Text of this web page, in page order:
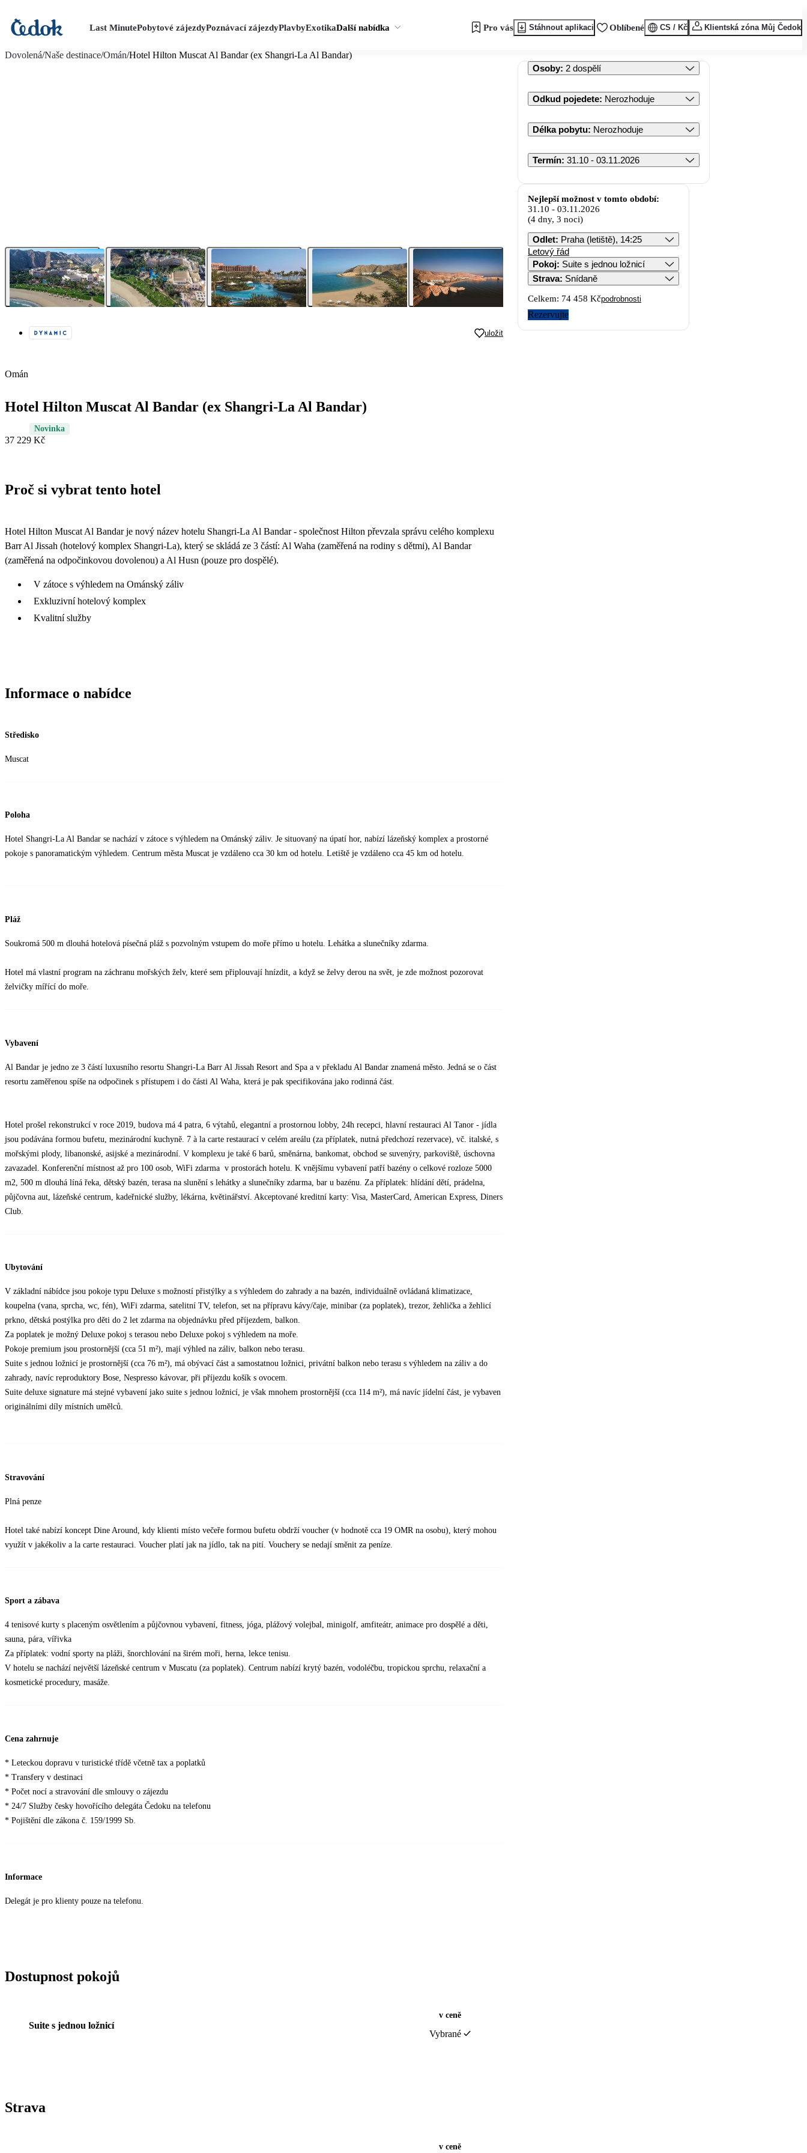
Last MinutePobytové zájezdyPoznávací zájezdyPlavbyExotikaDalší nabídka Pro vás Stáhnout aplikaci Oblíbené CS / Kč Klientská zóna Můj Čedok
Dovolená/Naše destinace/Omán/Hotel Hilton Muscat Al Bandar (ex Shangri-La Al Bandar)
uložit
Omán
Hotel Hilton Muscat Al Bandar (ex Shangri-La Al Bandar)
Novinka
37 229 Kč
Proč si vybrat tento hotel
Hotel Hilton Muscat Al Bandar je nový název hotelu Shangri-La Al Bandar - společnost Hilton převzala správu celého komplexu
Barr Al Jissah (hotelový komplex Shangri-La), který se skládá ze 3 částí: Al Waha (zaměřená na rodiny s dětmi), Al Bandar
(zaměřená na odpočinkovou dovolenou) a Al Husn (pouze pro dospělé).
V zátoce s výhledem na Ománský záliv
Exkluzivní hotelový komplex
Kvalitní služby
Informace o nabídce
Středisko
Muscat
Poloha
Hotel Shangri-La Al Bandar se nachází v zátoce s výhledem na Ománský záliv. Je situovaný na úpatí hor, nabízí lázeňský komplex a prostorné
pokoje s panoramatickým výhledem. Centrum města Muscat je vzdáleno cca 30 km od hotelu. Letiště je vzdáleno cca 45 km od hotelu.
Pláž
Soukromá 500 m dlouhá hotelová písečná pláž s pozvolným vstupem do moře přímo u hotelu. Lehátka a slunečníky zdarma.
Hotel má vlastní program na záchranu mořských želv, které sem připlouvají hnízdit, a když se želvy derou na svět, je zde možnost pozorovat
želvičky mířící do moře.
Vybavení
Al Bandar je jedno ze 3 částí luxusního resortu Shangri-La Barr Al Jissah Resort and Spa a v překladu Al Bandar znamená město. Jedná se o část
resortu zaměřenou spíše na odpočinek s přístupem i do části Al Waha, která je pak specifikována jako rodinná část.
Hotel prošel rekonstrukcí v roce 2019, budova má 4 patra, 6 výtahů, elegantní a prostornou lobby, 24h recepci, hlavní restauraci Al Tanor - jídla
jsou podávána formou bufetu, mezinárodní kuchyně. 7 à la carte restaurací v celém areálu (za příplatek, nutná předchozí rezervace), vč. italské, s
mořskými plody, libanonské, asijské a mezinárodní. V komplexu je také 6 barů, směnárna, bankomat, obchod se suvenýry, parkoviště, úschovna
zavazadel. Konferenční místnost až pro 100 osob, WiFi zdarma v prostorách hotelu. K vnějšímu vybavení patří bazény o celkové rozloze 5000
m2, 500 m dlouhá líná řeka, dětský bazén, terasa na slunění s lehátky a slunečníky zdarma, bar u bazénu. Za příplatek: hlídání dětí, prádelna,
půjčovna aut, lázeňské centrum, kadeřnické služby, lékárna, květinářství. Akceptované kreditní karty: Visa, MasterCard, American Express, Diners
Club.
Ubytování
V základní nábídce jsou pokoje typu Deluxe s možností přistýlky a s výhledem do zahrady a na bazén, individuálně ovládaná klimatizace,
koupelna (vana, sprcha, wc, fén), WiFi zdarma, satelitní TV, telefon, set na přípravu kávy/čaje, minibar (za poplatek), trezor, žehlička a žehlicí
prkno, dětská postýlka pro děti do 2 let zdarma na objednávku před příjezdem, balkon.
Za poplatek je možný Deluxe pokoj s terasou nebo Deluxe pokoj s výhledem na moře.
Pokoje premium jsou prostornější (cca 51 m²), mají výhled na záliv, balkon nebo terasu.
Suite s jednou ložnicí je prostornější (cca 76 m²), má obývací část a samostatnou ložnici, privátní balkon nebo terasu s výhledem na záliv a do
zahrady, navíc reproduktory Bose, Nespresso kávovar, při příjezdu košík s ovocem.
Suite deluxe signature má stejné vybavení jako suite s jednou ložnicí, je však mnohem prostornější (cca 114 m²), má navíc jídelní část, je vybaven
originálními díly místních umělců.
Stravování
Plná penze
Hotel také nabízí koncept Dine Around, kdy klienti místo večeře formou bufetu obdrží voucher (v hodnotě cca 19 OMR na osobu), který mohou
využít v jakékoliv a la carte restauraci. Voucher platí jak na jídlo, tak na pití. Vouchery se nedají směnit za peníze.
Sport a zábava
4 tenisové kurty s placeným osvětlením a půjčovnou vybavení, fitness, jóga, plážový volejbal, minigolf, amfiteátr, animace pro dospělé a děti,
sauna, pára, vířivka
Za příplatek: vodní sporty na pláži, šnorchlování na širém moři, herna, lekce tenisu.
V hotelu se nachází největší lázeňské centrum v Muscatu (za poplatek). Centrum nabízí krytý bazén, vodoléčbu, tropickou sprchu, relaxační a
kosmetické procedury, masáže.
Cena zahrnuje
* Leteckou dopravu v turistické třídě včetně tax a poplatků
* Transfery v destinaci
* Počet nocí a stravování dle smlouvy o zájezdu
* 24/7 Služby česky hovořícího delegáta Čedoku na telefonu
* Pojištění dle zákona č. 159/1999 Sb.
Informace
Delegát je pro klienty pouze na telefonu.
Dostupnost pokojů
Suite s jednou ložnicí
v ceně
Vybrané
Strava
v ceně
Osoby: 2 dospělí
Odkud pojedete: Nerozhoduje
Délka pobytu: Nerozhoduje
Termín: 31.10 - 03.11.2026
Nejlepší možnost v tomto období:
31.10 - 03.11.2026
(4 dny, 3 noci)
Odlet: Praha (letiště), 14:25
Letový řád
Pokoj:
Suite s jednou ložnicí
Strava: Snídaně
Celkem: 74 458 Kčpodrobnosti
Rezervujte